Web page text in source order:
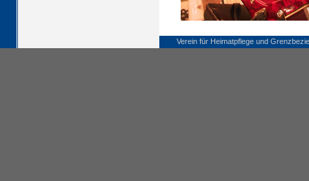
Verein für Heimatpflege und